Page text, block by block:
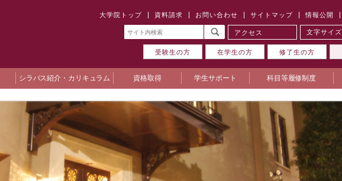
大学院トップ 資料請求 お問い合わせ サイトマップ 情報公開
アクセス 文字サイズ
受験生の方 在学生の方 修了生の方
シラバス紹介・カリキュラム 資格取得 学生サポート 科目等履修制度